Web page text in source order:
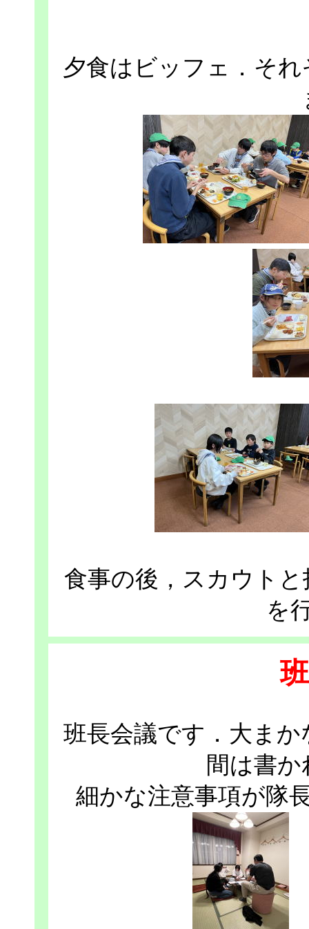
夕食はビッフェ．そ
食事の後，スカウト
を
班長会議です．大ま
間は書
細かな注意事項が隊